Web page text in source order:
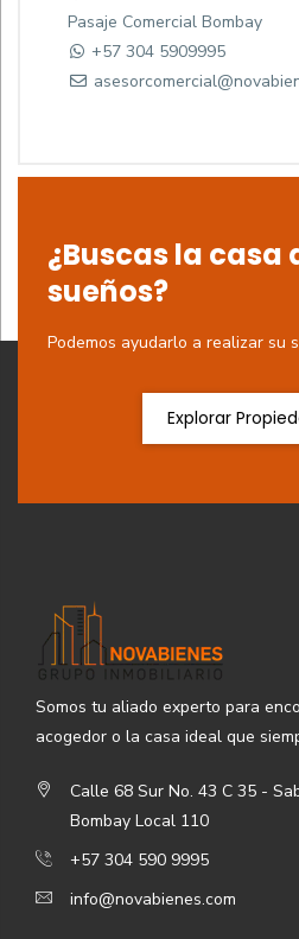
Pasaje Comercial Bombay
+57 304 5909995
¿Buscas la casa
sueños?
Podemos ayudarlo a realizar su
Explorar
Somos tu aliado experto para
acogedor o la casa ideal que
Calle 68 Sur No. 43 C 35 -
Bombay Local 110
+57 304 590 9995
info@novabienes.com